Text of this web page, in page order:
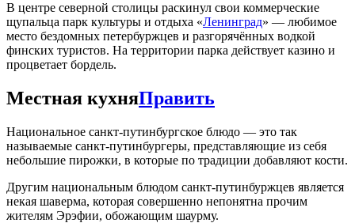
В центре северной столицы раскинул свои коммерческие
щупальца парк культуры и отдыха «Ленинград» — любимое
место бездомных петербуржцев и разгорячённых водкой
финских туристов. На территории парка действует казино и
процветает бордель.
Местная кухняПравить
Национальное санкт-путинбургское блюдо — это так
называемые санкт-путинбургеры, представляющие из себя
небольшие пирожки, в которые по традиции добавляют кости.
Другим национальным блюдом санкт-путинбуржцев является
некая шаверма, которая совершенно непонятна прочим
жителям Эрэфии, обожающим шаурму.